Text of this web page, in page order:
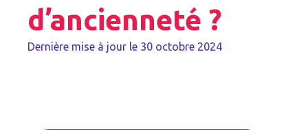
d’ancienneté ?
Dernière mise à jour le 30 octobre 2024